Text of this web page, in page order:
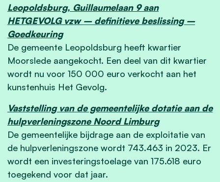
Leopoldsburg, Guillaumelaan 9 aan
HETGEVOLG vzw – definitieve beslissing –
Goedkeuring
De gemeente Leopoldsburg heeft kwartier
Moorslede aangekocht. Een deel van dit kwartier
wordt nu voor 150 000 euro verkocht aan het
kunstenhuis Het Gevolg.
Vaststelling van de gemeentelijke dotatie aan de
hulpverleningszone Noord Limburg
De gemeentelijke bijdrage aan de exploitatie van
de hulpverleningszone wordt 743.463 in 2023. Er
wordt een investeringstoelage van 175.618 euro
toegekend voor dat jaar.